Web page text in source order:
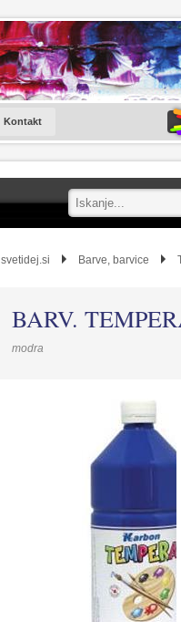
Kontakt
svetidej.si Barve, barvice
BARV.
modra